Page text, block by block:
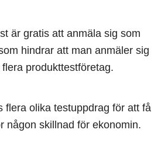
är gratis att anmäla sig som
hindrar att man anmäler sig
produkttestföretag.
flera olika testuppdrag för att få
någon skillnad för ekonomin.